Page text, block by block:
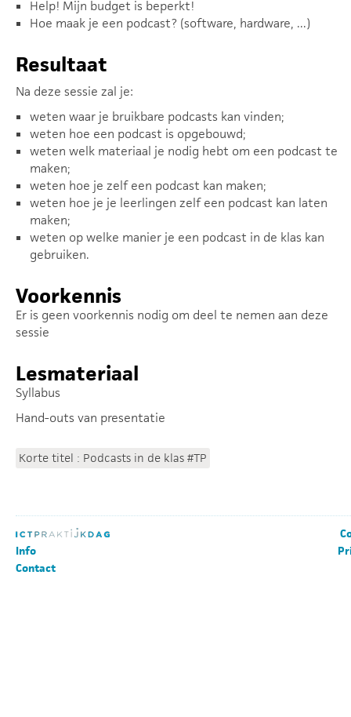
Help! Mijn budget is beperkt!
Hoe maak je een podcast? (software, hardware, ...)
Resultaat
Na deze sessie zal je:
weten waar je bruikbare podcasts kan vinden;
weten hoe een podcast is opgebouwd;
weten welk materiaal je nodig hebt om een podcast te
maken;
weten hoe je zelf een podcast kan maken;
weten hoe je je leerlingen zelf een podcast kan laten
maken;
weten op welke manier je een podcast in de klas kan
gebruiken.
Voorkennis
Er is geen voorkennis nodig om deel te nemen aan deze
sessie
Lesmateriaal
Syllabus
Hand-outs van presentatie
Korte titel : Podcasts in de klas #TP
Info
Contact